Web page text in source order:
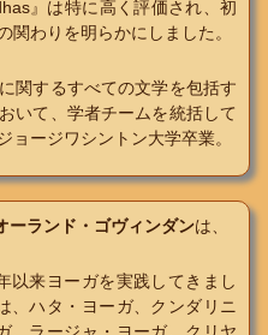
』は特に高く評価され、初
関わりを明らかにしました。
関するすべての文学を包括す
いて、学者チームを統括して
ョージワシントン大学卒業。
ーランド・ゴヴィンダンは、
以来ヨーガを実践してきまし
、ハタ・ヨーガ、クンダリニ